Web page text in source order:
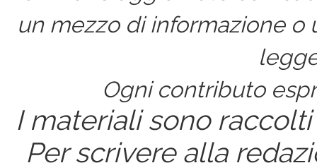
un mezzo di informazione
Ogni contributo
I materiali sono
Per scrivere alla